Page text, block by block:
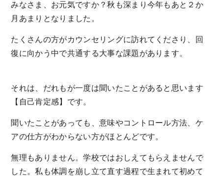
みなさま、お元気ですか？秋も深まり今年もあと２か
月あまりとなりました。
たくさんの方がカウンセリングに訪れてくださり、回
復に向かう中で共通する大事な課題があります。
それは、だれもが一度は聞いたことがあると思います
【自己肯定感】です。
聞いたことがあっても、意味やコントロール方法、ケ
アの仕方がわからない方がほとんどです。
無理もありません。学校ではおしえてもらえませんで
した。私も体調を崩し立て直す過程で生まれて初めて